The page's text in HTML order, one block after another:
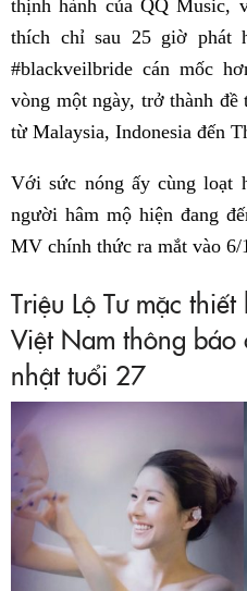
thịnh hành của QQ Music,
thích chỉ sau 25 giờ phát
#blackveilbride cán mốc
vòng một ngày, trở thành
từ Malaysia, Indonesia đến
Với sức nóng ấy cùng loạt
người hâm mộ hiện đang
MV chính thức ra mắt vào 6/
Triệu Lộ Tư mặc
Việt Nam thông báo
nhật tuổi 27